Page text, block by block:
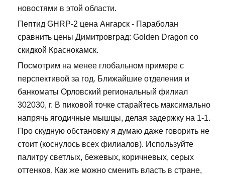
новостями в этой области.
Пептид GHRP-2 цена Ангарск - Параболан
сравнить цены Димитровград: Golden Dragon со
скидкой Краснокамск.
Посмотрим на менее глобальном примере с
перспективой за год. Ближайшие отделения и
банкоматы Орловский региональный филиал
302030, г. В пиковой точке старайтесь максимально
напрячь ягодичные мышцы, делая задержку на 1-1.
Про скудную обстановку я думаю даже говорить не
стоит (коснулось всех филиалов). Используйте
палитру светлых, бежевых, коричневых, серых
оттенков. Как же можно сменить власть в стране,